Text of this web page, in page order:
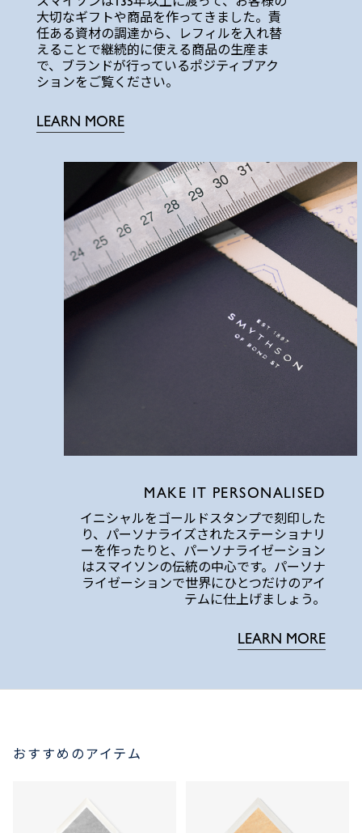
大切なギフトや商品を作ってきました。責
任ある資材の調達から、レフィルを入れ替
えることで継続的に使える商品の生産ま
で、ブランドが行っているポジティブアク
ションをご覧ください。
LEARN MORE
MAKE IT PERSONALISED
イニシャルをゴールドスタンプで刻印した
り、パーソナライズされたステーショナリ
ーを作ったりと、パーソナライゼーション
はスマイソンの伝統の中心です。パーソナ
ライゼーションで世界にひとつだけのアイ
テムに仕上げましょう。
LEARN MORE
おすすめのアイテム